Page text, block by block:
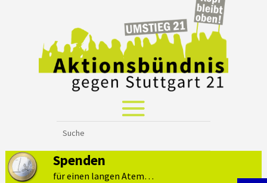
Spenden
für einen langen Atem…